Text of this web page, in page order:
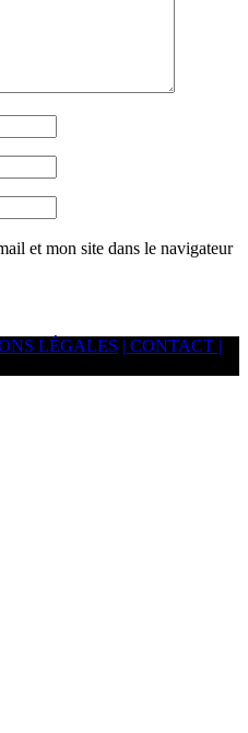
et mon site dans le navigateur
LÉGALES | CONTACT |